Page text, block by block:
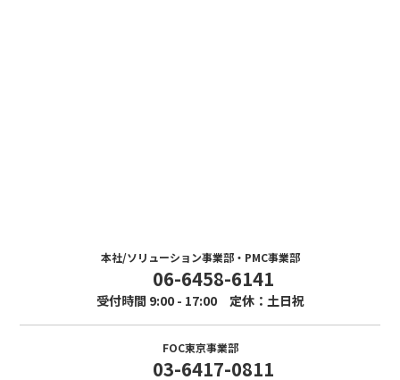
本社/ソリューション事業部・PMC事業部
06-6458-6141
受付時間 9:00 - 17:00 定休：土日祝
FOC東京事業部
03-6417-0811